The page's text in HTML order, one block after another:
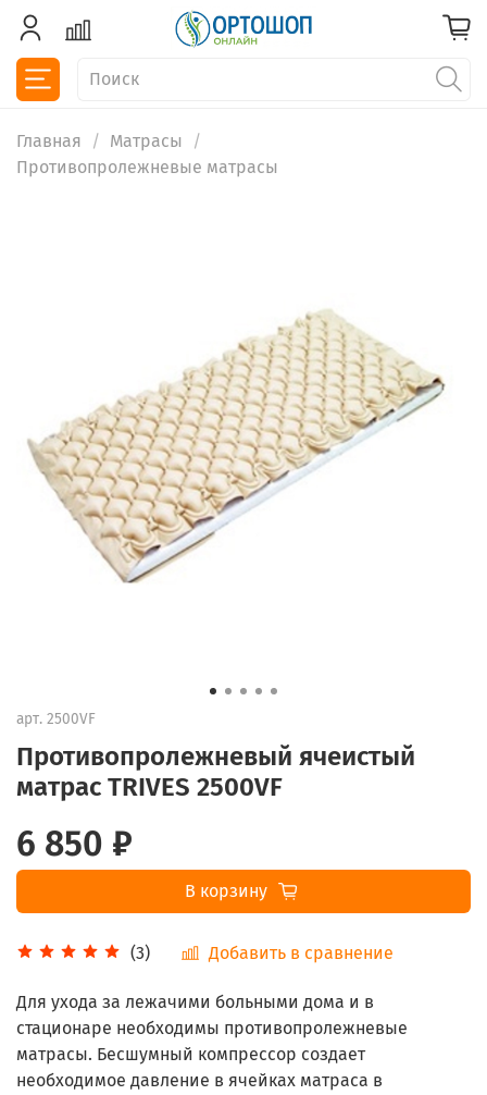
Главная
Матрасы
Противопролежневые матрасы
арт. 2500VF
Противопролежневый ячеистый
матрас TRIVES 2500VF
(3) Добавить в сравнение
6 850 ₽
В корзину
Для ухода за лежачими больными дома и в
стационаре необходимы противопролежневые
матрасы. Бесшумный компрессор создает
необходимое давление в ячейках матраса в